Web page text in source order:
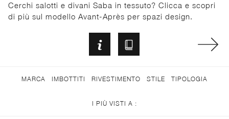
Cerchi salotti e divani Saba in tessuto? Clicca e scopri
di più sul modello Avant-Après per spazi design.
MARCA IMBOTTITI RIVESTIMENTO STILE TIPOLOGIA
I PIÙ VISTI A :